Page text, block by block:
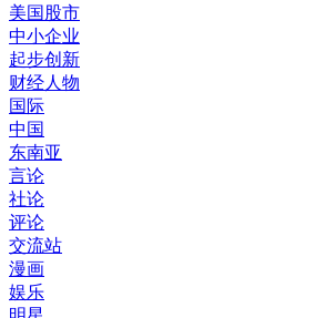
美国股市
中小企业
起步创新
财经人物
国际
中国
东南亚
言论
社论
评论
交流站
漫画
娱乐